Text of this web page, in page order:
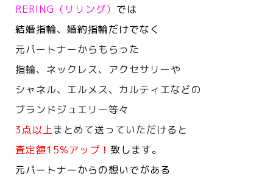
RERING（リリング） では
結婚指輪、婚約指輪だけでなく
元パートナーからもらった
指輪、ネックレス、アクセサリーや
シャネル、エルメス、カルティエなどの
ブランドジュエリー等々
3点以上まとめて送っていただけると
査定額15%アップ！ 致します。
元パートナーからの想いでがある